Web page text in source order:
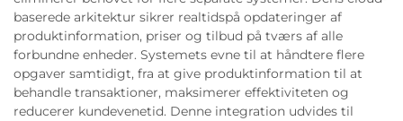
baserede arkitektur sikrer realtidspå opdateringer af
produktinformation, priser og tilbud på tværs af alle
forbundne enheder. Systemets evne til at håndtere flere
opgaver samtidigt, fra at give produktinformation til at
behandle transaktioner, maksimerer effektiviteten og
reducerer kundevenetid. Denne integration udvides til